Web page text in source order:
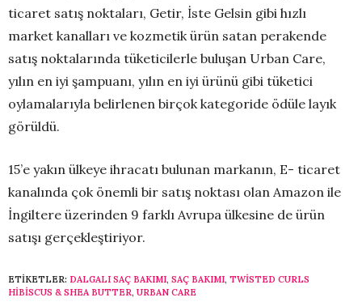
ticaret satış noktaları, Getir, İste Gelsin gibi hızlı
market kanalları ve kozmetik ürün satan perakende
satış noktalarında tüketicilerle buluşan Urban Care,
yılın en iyi şampuanı, yılın en iyi ürünü gibi tüketici
oylamalarıyla belirlenen birçok kategoride ödüle layık
görüldü.
15’e yakın ülkeye ihracatı bulunan markanın, E- ticaret
kanalında çok önemli bir satış noktası olan Amazon ile
İngiltere üzerinden 9 farklı Avrupa ülkesine de ürün
satışı gerçekleştiriyor.
ETIKETLER: DALGALI SAÇ BAKIMI, SAÇ BAKIMI, TWISTED CURLS
HIBISCUS & SHEA BUTTER, URBAN CARE